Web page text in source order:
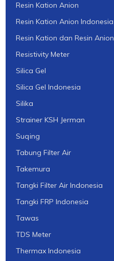
Resin Kation Anion
Resin Kation Anion Indonesia
Resin Kation dan Resin Anion
Resistivity Meter
Silica Gel
Silica Gel Indonesia
Silika
Strainer KSH Jerman
Suqing
Tabung Filter Air
Takemura
Tangki Filter Air Indonesia
Tangki FRP Indonesia
Tawas
TDS Meter
Thermax Indonesia